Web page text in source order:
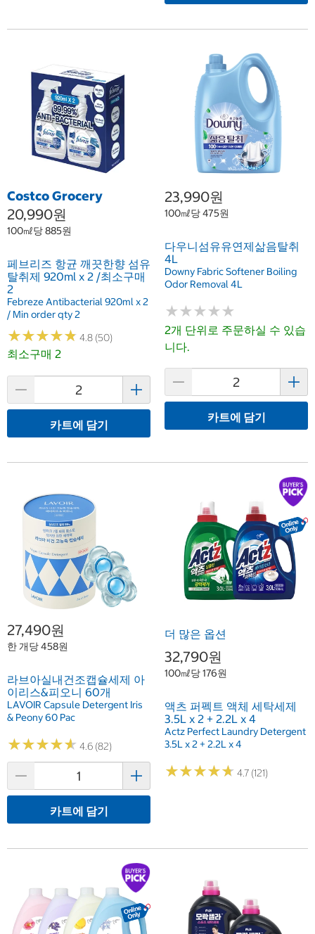
Costco Grocery
20,990원
100㎖당 885원
페브리즈 항균 깨끗한향 섬유
탈취제 920ml x 2 /최소구매
2
Febreze Antibacterial 920ml x 2
/ Min order qty 2
★★★★★
★★★★★ 4.8 (50)
최소구매 2
카트에 담기
23,990원
100㎖당 475원
다우니섬유유연제삶음탈취
4L
Downy Fabric Softener Boiling
Odor Removal 4L
★★★★★
★★★★★
2개 단위로 주문하실 수 있습
니다.
카트에 담기
27,490원
한 개당 458원
라브아실내건조캡슐세제 아
이리스&피오니 60개
LAVOIR Capsule Detergent Iris
& Peony 60 Pac
★★★★★
★★★★★ 4.6 (82)
카트에 담기
더 많은 옵션
32,790원
100㎖당 176원
액츠 퍼펙트 액체 세탁세제
3.5L x 2 + 2.2L x 4
Actz Perfect Laundry Detergent
3.5L x 2 + 2.2L x 4
★★★★★
★★★★★ 4.7 (121)